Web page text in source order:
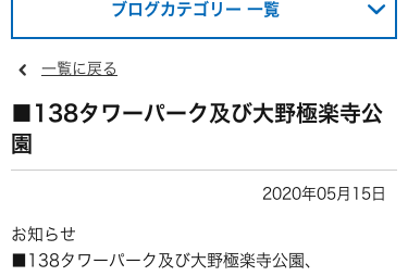
ブログカテゴリー 一覧
一覧に戻る
■138タワーパーク及び大野極楽寺公
園
2020年05月15日
お知らせ
■138タワーパーク及び大野極楽寺公園、